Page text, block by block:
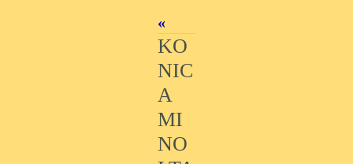
«
KO
NIC
A
MI
NO